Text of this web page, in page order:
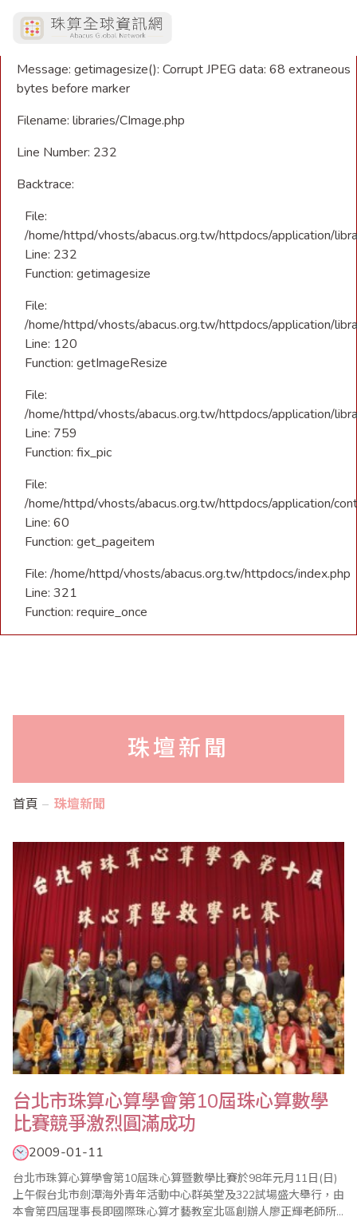
A PHP Error was encountered
Severity: Warning
Message: getimagesize(): Corrupt JPEG data: 68 extraneous
bytes before marker
Filename: libraries/CImage.php
Line Number: 232
Backtrace:
File:
/home/httpd/vhosts/abacus.org.tw/httpdocs/application/
Line: 232
Function: getimagesize
File:
/home/httpd/vhosts/abacus.org.tw/httpdocs/application/
Line: 120
Function: getImageResize
File:
/home/httpd/vhosts/abacus.org.tw/httpdocs/application/
Line: 759
Function: fix_pic
File:
/home/httpd/vhosts/abacus.org.tw/httpdocs/application/
Line: 60
Function: get_pageitem
File: /home/httpd/vhosts/abacus.org.tw/httpdocs/index.php
Line: 321
Function: require_once
珠壇新聞
首頁 珠壇新聞
台北市珠算心算學會第10屆珠心算數學
比賽競爭激烈圓滿成功
2009-01-11
台北市珠算心算學會第10屆珠心算暨數學比賽於98年元月11日(日)
上午假台北市劍潭海外青年活動中心群英堂及322試場盛大舉行，由
本會第四屆理事長即國際珠心算才藝教室北區創辦人廖正輝老師所